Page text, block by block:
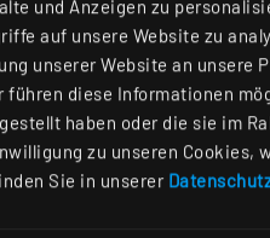
und Anzeigen zu
auf unsere Website zu
unserer Website an unsere
führen diese Informationen
haben oder die sie im
zu unseren Cookies,
Sie in unserer